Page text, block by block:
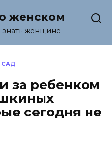
женском
знать женщине
САД
за ребенком
сегодня не